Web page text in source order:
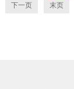
下一页
末页